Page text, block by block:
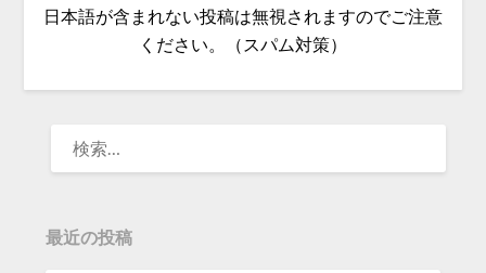
日本語が含まれない投稿は無視されますのでご注意
ください。（スパム対策）
最近の投稿